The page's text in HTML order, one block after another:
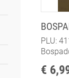
PLU:
€